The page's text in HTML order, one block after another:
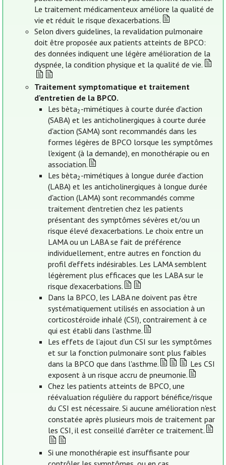
Le traitement médicamenteux améliore la qualité de
vie et réduit le risque d'exacerbations.
Selon divers guidelines, la revalidation pulmonaire
doit être proposée aux patients atteints de BPCO:
des données indiquent une légère amélioration de la
dyspnée, la condition physique et la qualité de vie.
Traitement symptomatique et traitement
d'entretien de la BPCO.
Les bèta2-mimétiques à courte durée d'action
(SABA) et les anticholinergiques à courte durée
d'action (SAMA) sont recommandés dans les
formes légères de BPCO lorsque les symptômes
l'exigent (à la demande), en monothérapie ou en
association.
Les bèta2-mimétiques à longue durée d'action
(LABA) et les anticholinergiques à longue durée
d'action (LAMA) sont recommandés comme
traitement d'entretien chez les patients
présentant des symptômes sévères et/ou un
risque élevé d’exacerbations. Le choix entre un
LAMA ou un LABA se fait de préférence
individuellement, entre autres en fonction du
profil d’effets indésirables. Les LAMA semblent
légèrement plus efficaces que les LABA sur le
risque d’exacerbations.
Dans la BPCO, les LABA ne doivent pas être
systématiquement utilisés en association à un
corticostéroïde inhalé (CSI), contrairement à ce
qui est établi dans l'asthme.
Les effets de l’ajout d’un CSI sur les symptômes
et sur la fonction pulmonaire sont plus faibles
dans la BPCO que dans l'asthme.
Les CSI
exposent à un risque accru de pneumonie.
Chez les patients atteints de BPCO, une
réévaluation régulière du rapport bénéfice/risque
du CSI est nécessaire. Si aucune amélioration n'est
constatée après plusieurs mois de traitement par
les CSI, il est conseillé d'arrêter ce traitement.
Si une monothérapie est insuffisante pour